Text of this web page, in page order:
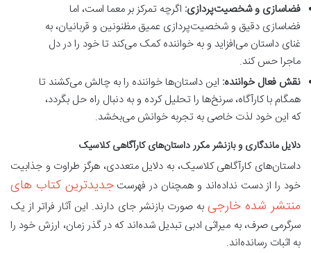
فضاسازی و شخصیت‌پردازی: اگرچه تمرکز بر معما است، اما
فضاسازی دقیق و شخصیت‌پردازی عمیق مظنونین و قربانیان، به
غنای داستان می‌افزاید و به خواننده کمک می‌کند تا خود را در دل
ماجرا حس کند.
نقش فعال خواننده: این داستان‌ها خواننده را به چالش می‌کشند تا
همگام با کارآگاه، سرنخ‌ها را تحلیل کرده و به دنبال راه حل بگردد،
که این خود لذت خاصی به تجربه خوانش می‌بخشد.
دلایل ماندگاری و بازنشر مکرر داستان‌های کارآگاهی کلاسیک
داستان‌های کارآگاهی کلاسیک، به دلایل متعددی، هرگز طراوت و جذابیت
خود را از دست نداده‌اند و همچنان در فهرستجدیدترین کتاب های
منتشر شده خارجی به صورت بازنشر جای دارند. این آثار فراتر از یک
سرگرمی صرف، به میراثی ادبی تبدیل شده‌اند که در گذر زمان، ارزش خود را
به اثبات رسانده‌اند.